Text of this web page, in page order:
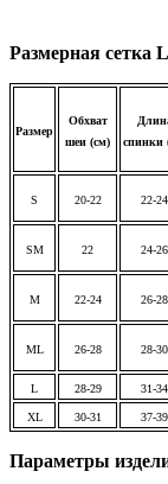
Размерная сетка
Размер
Обхват
шеи (см)
спинки
S 20-22 22-24
SM 22 24-26
M 22-24 26-28
ML 26-28 28-30
L 28-29 31-34
XL 30-31 37-39
Параметры